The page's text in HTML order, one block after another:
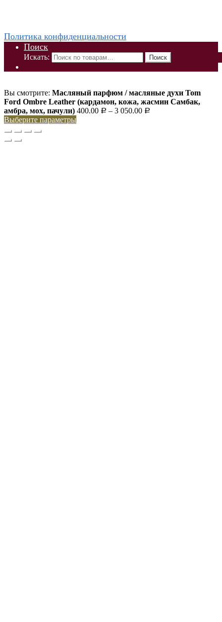
Политика конфиденциальности
Поиск
Искать: Поиск
Вы смотрите: Масляный парфюм / масляные духи Tom
Ford Ombre Leather (кардамон, кожа, жасмин Самбак,
амбра, мох, пачули) 400.00 Р – 3 050.00 Р
Выберите параметры